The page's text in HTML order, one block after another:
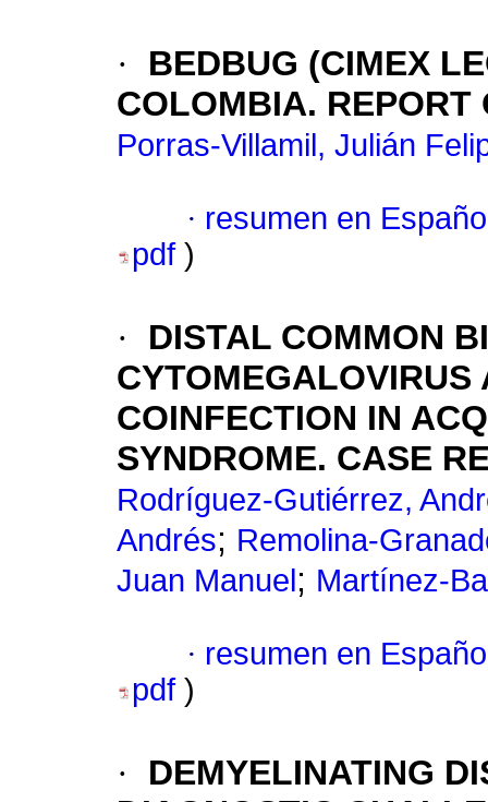
·
BEDBUG (CIMEX
COLOMBIA. REPORT
Porras-Villamil, Julián
· resumen en
pdf )
·
DISTAL COMMON
COINFECTION IN
SYNDROME. CASE
Rodríguez-Gutiérrez,
Andrés; Remolina-
Juan Manuel ; Martínez-
· resumen en
pdf )
·
DEMYELINATING